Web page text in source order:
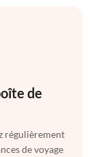
de
régulièrement
de voyage